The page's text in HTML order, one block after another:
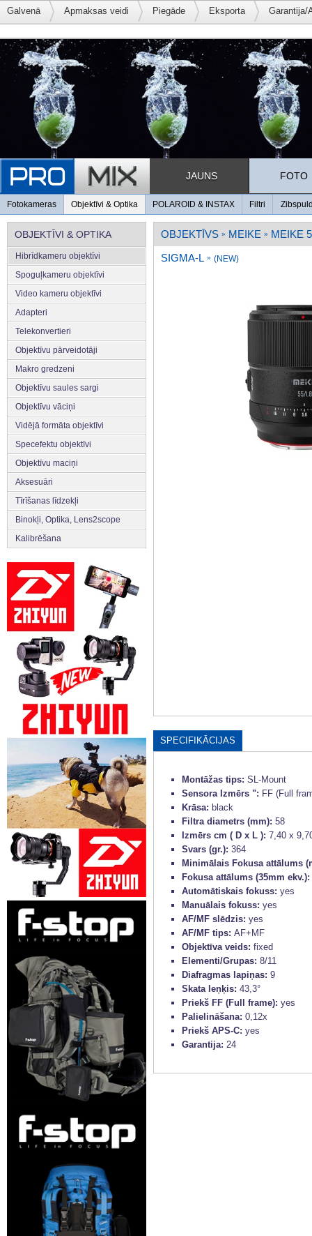
Galvenā Apmaksas veidi Piegāde Eksporta Garantija/
JAUNS FOTO
Fotokameras Objektīvi & Optika POLAROID & INSTAX Filtri
OBJEKTĪVI & OPTIKA
Hibrīdkameru objektīvi
Spoguļkameru objektīvi
Video kameru objektīvi
Adapteri
Telekonvertieri
Objektīvu pārveidotāji
Makro gredzeni
Objektīvu saules sargi
Objektīvu vāciņi
Vidējā formāta objektīvi
Specefektu objektīvi
Objektīvu maciņi
Aksesuāri
Tīrīšanas līdzekļi
Binokļi, Optika, Lens2scope
Kalibrēšana
OBJEKTĪVS » MEIKE » MEIKE
SIGMA-L » (NEW)
SPECIFIKĀCIJAS
Montāžas tips: SL-Mount
Sensora Izmērs ": FF (Full
Krāsa: black
Filtra diametrs (mm): 58
Izmērs cm ( D x L ): 7,40 x
Svars (gr.): 364
Minimālais Fokusa attālums
Fokusa attālums (35mm ekv.):
Automātiskais fokuss: yes
Manuālais fokuss: yes
AF/MF slēdzis: yes
AF/MF tips: AF+MF
Objektīva veids: fixed
Elementi/Grupas: 8/11
Diafragmas lapiņas: 9
Skata leņķis: 43,3°
Priekš FF (Full frame): yes
Palielināšana: 0,12x
Priekš APS-C: yes
Garantija: 24